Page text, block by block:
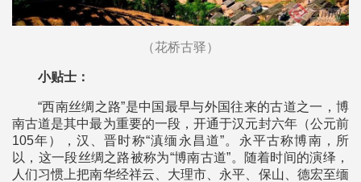
（花桥古驿）
小贴士：
“西南丝绸之路”是中国最早与外国往来的古道之一，博
南古道是其中最为重要的一段，开通于汉元封六年（公元前
105年），汉、晋时称“滇缅永昌道”。永平古称博南，所
以，这一段丝绸之路被称为“博南古道”。随着时间的演绎，
人们习惯上把南华经祥云、大理市、永平、保山、德宏至缅